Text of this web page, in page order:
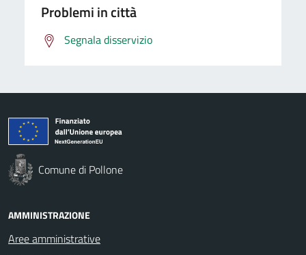
Problemi in città
Segnala disservizio
Comune di Pollone
AMMINISTRAZIONE
Aree amministrative